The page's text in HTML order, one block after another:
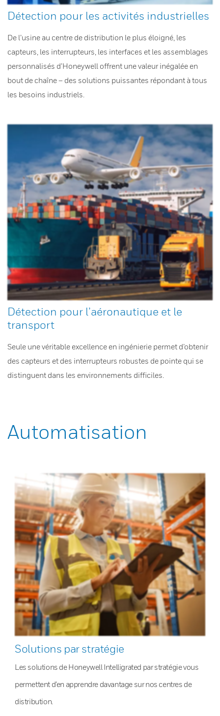
Détection pour les activités industrielles
De l’usine au centre de distribution le plus éloigné, les
capteurs, les interrupteurs, les interfaces et les assemblages
personnalisés d’Honeywell offrent une valeur inégalée en
bout de chaîne – des solutions puissantes répondant à tous
les besoins industriels.
Détection pour l’aéronautique et le
transport
Seule une véritable excellence en ingénierie permet d’obtenir
des capteurs et des interrupteurs robustes de pointe qui se
distinguent dans les environnements difficiles.
Automatisation
Solutions par stratégie
Les solutions de Honeywell Intelligrated par stratégie vous
permettent d’en apprendre davantage sur nos centres de
distribution.